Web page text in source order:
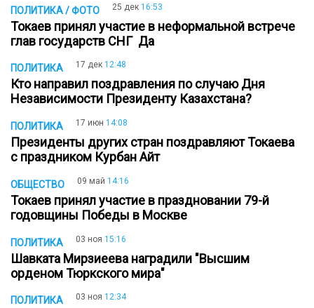
ПОЛИТИКА / ФОТО 25 дек 16:53
Токаев принял участие в неформальной встрече
глав государств СНГ Да
ПОЛИТИКА 17 дек 12:48
Кто направил поздравления по случаю Дня
Независимости Президенту Казахстана?
ПОЛИТИКА 17 июн 14:08
Президенты других стран поздравляют Токаева
с праздником Курбан Айт
ОБЩЕСТВО 09 май 14:16
Токаев принял участие в праздновании 79-й
годовщины Победы в Москве
ПОЛИТИКА 03 ноя 15:16
Шавката Мирзиеева наградили "Высшим
орденом Тюркского мира"
ПОЛИТИКА 03 ноя 12:34